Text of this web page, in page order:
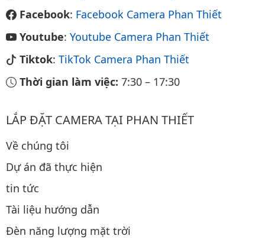
Facebook: Facebook Camera Phan Thiết
Youtube: Youtube Camera Phan Thiết
Tiktok: TikTok Camera Phan Thiết
Thời gian làm việc: 7:30 – 17:30
LẮP ĐẶT CAMERA TẠI PHAN THIẾT
Về chúng tôi
Dự án đã thực hiện
tin tức
Tài liệu hướng dẫn
Đèn năng lượng mặt trời